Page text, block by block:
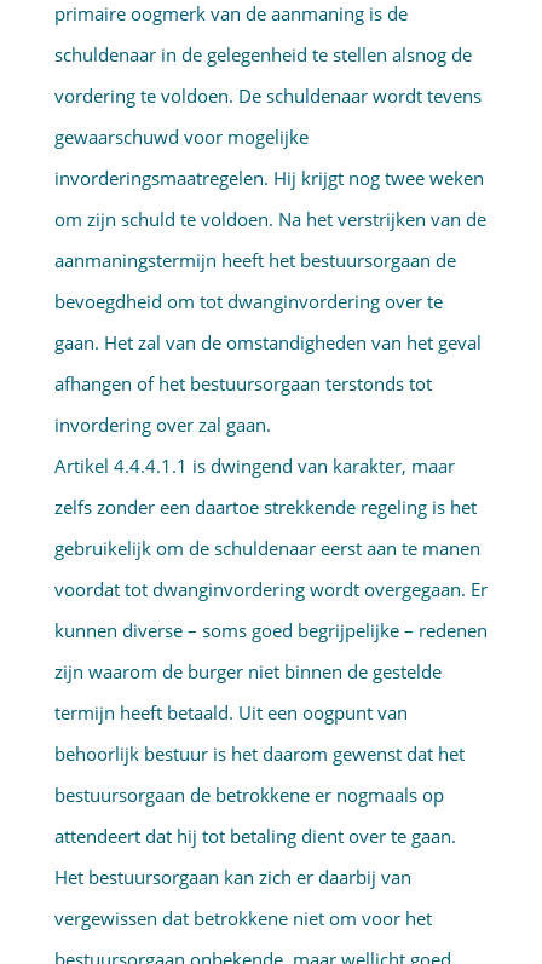
primaire oogmerk van de aanmaning is de
schuldenaar in de gelegenheid te stellen alsnog de
vordering te voldoen. De schuldenaar wordt tevens
gewaarschuwd voor mogelijke
invorderingsmaatregelen. Hij krijgt nog twee weken
om zijn schuld te voldoen. Na het verstrijken van de
aanmaningstermijn heeft het bestuursorgaan de
bevoegdheid om tot dwanginvordering over te
gaan. Het zal van de omstandigheden van het geval
afhangen of het bestuursorgaan terstonds tot
invordering over zal gaan.
Artikel 4.4.4.1.1 is dwingend van karakter, maar
zelfs zonder een daartoe strekkende regeling is het
gebruikelijk om de schuldenaar eerst aan te manen
voordat tot dwanginvordering wordt overgegaan. Er
kunnen diverse – soms goed begrijpelijke – redenen
zijn waarom de burger niet binnen de gestelde
termijn heeft betaald. Uit een oogpunt van
behoorlijk bestuur is het daarom gewenst dat het
bestuursorgaan de betrokkene er nogmaals op
attendeert dat hij tot betaling dient over te gaan.
Het bestuursorgaan kan zich er daarbij van
vergewissen dat betrokkene niet om voor het